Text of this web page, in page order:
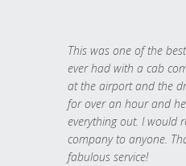
This was one of the
ever had with a cab
at the airport and the
for over an hour and
everything out. I would
company to anyone.
fabulous service!